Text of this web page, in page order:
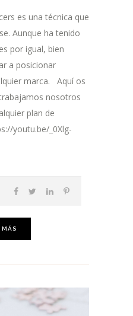
es una técnica que
Aunque ha tenido
por igual, bien
a posicionar
marca. Aquí os
nosotros
plan de
youtu.be/_0Xlg-
MÁS